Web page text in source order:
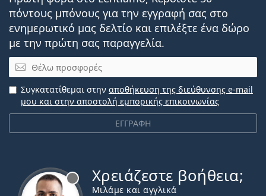
πόντους μπόνους για την εγγραφή σας στο
ενημερωτικό μας δελτίο και επιλέξτε ένα δώρο
με την πρώτη σας παραγγελία.
Email
ΕΓΓΡΑΦΗ
Συγκατατίθεμαι στην αποθήκευση της διεύθυνσης e-mail
μου και στην αποστολή εμπορικής επικοινωνίας
Χρειάζεστε βοήθεια;
Μιλάμε και αγγλικά